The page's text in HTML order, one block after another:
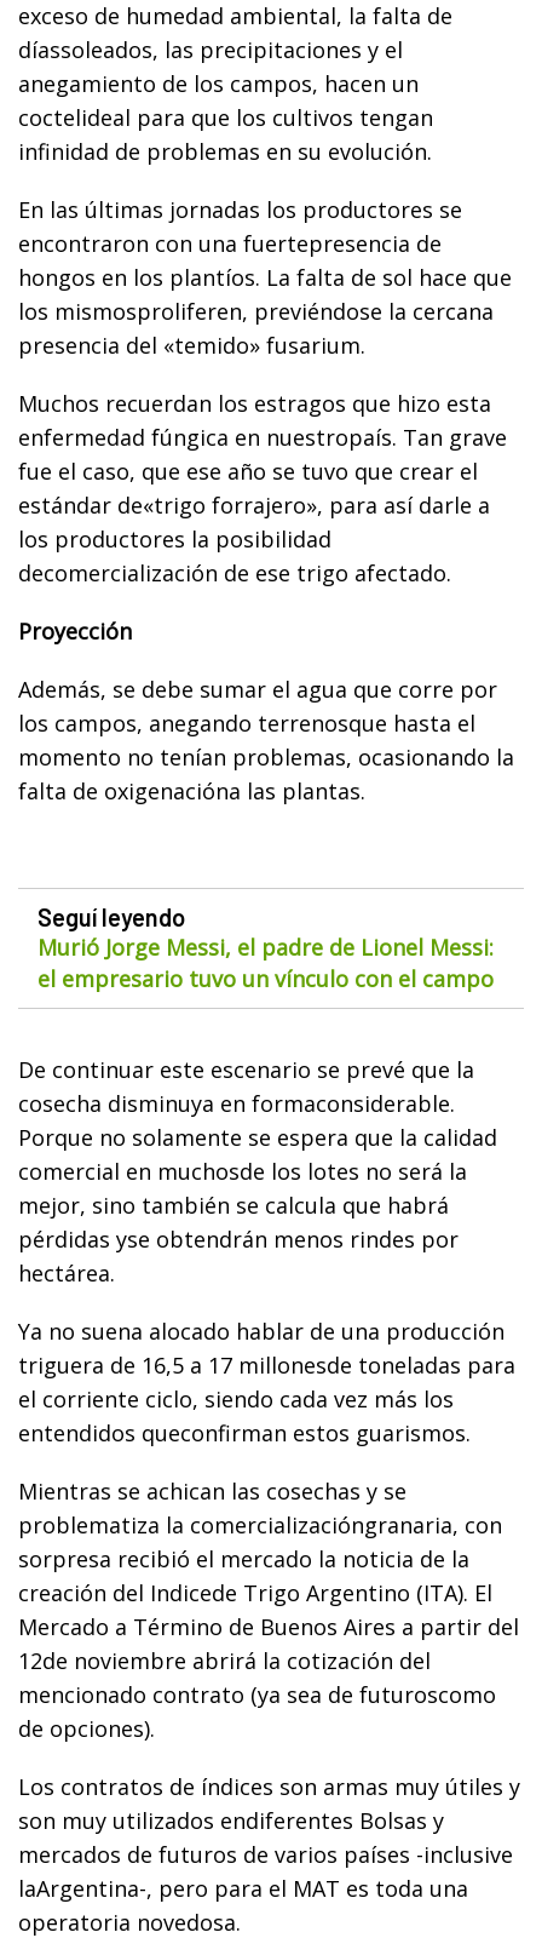
exceso de humedad ambiental, la falta de
díassoleados, las precipitaciones y el
anegamiento de los campos, hacen un
coctelideal para que los cultivos tengan
infinidad de problemas en su evolución.
En las últimas jornadas los productores se
encontraron con una fuertepresencia de
hongos en los plantíos. La falta de sol hace que
los mismosproliferen, previéndose la cercana
presencia del «temido» fusarium.
Muchos recuerdan los estragos que hizo esta
enfermedad fúngica en nuestropaís. Tan grave
fue el caso, que ese año se tuvo que crear el
estándar de«trigo forrajero», para así darle a
los productores la posibilidad
decomercialización de ese trigo afectado.
Proyección
Además, se debe sumar el agua que corre por
los campos, anegando terrenosque hasta el
momento no tenían problemas, ocasionando la
falta de oxigenacióna las plantas.
Seguí leyendo
Murió Jorge Messi, el padre de Lionel Messi:
el empresario tuvo un vínculo con el campo
De continuar este escenario se prevé que la
cosecha disminuya en formaconsiderable.
Porque no solamente se espera que la calidad
comercial en muchosde los lotes no será la
mejor, sino también se calcula que habrá
pérdidas yse obtendrán menos rindes por
hectárea.
Ya no suena alocado hablar de una producción
triguera de 16,5 a 17 millonesde toneladas para
el corriente ciclo, siendo cada vez más los
entendidos queconfirman estos guarismos.
Mientras se achican las cosechas y se
problematiza la comercializacióngranaria, con
sorpresa recibió el mercado la noticia de la
creación del Indicede Trigo Argentino (ITA). El
Mercado a Término de Buenos Aires a partir del
12de noviembre abrirá la cotización del
mencionado contrato (ya sea de futuroscomo
de opciones).
Los contratos de índices son armas muy útiles y
son muy utilizados endiferentes Bolsas y
mercados de futuros de varios países -inclusive
laArgentina-, pero para el MAT es toda una
operatoria novedosa.